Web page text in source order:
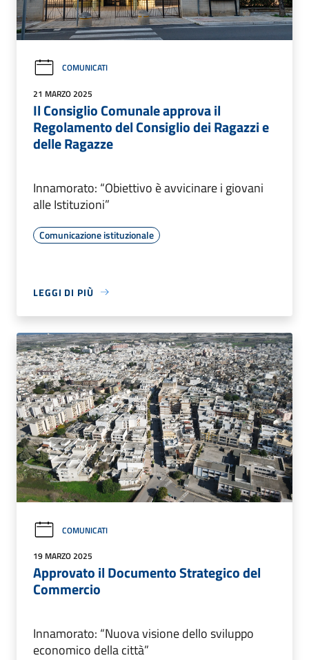
COMUNICATI
21 MARZO 2025
Il Consiglio Comunale approva il
Regolamento del Consiglio dei Ragazzi e
delle Ragazze
Innamorato: “Obiettivo è avvicinare i giovani
alle Istituzioni”
Comunicazione istituzionale
LEGGI DI PIÙ
COMUNICATI
19 MARZO 2025
Approvato il Documento Strategico del
Commercio
Innamorato: “Nuova visione dello sviluppo
economico della città”